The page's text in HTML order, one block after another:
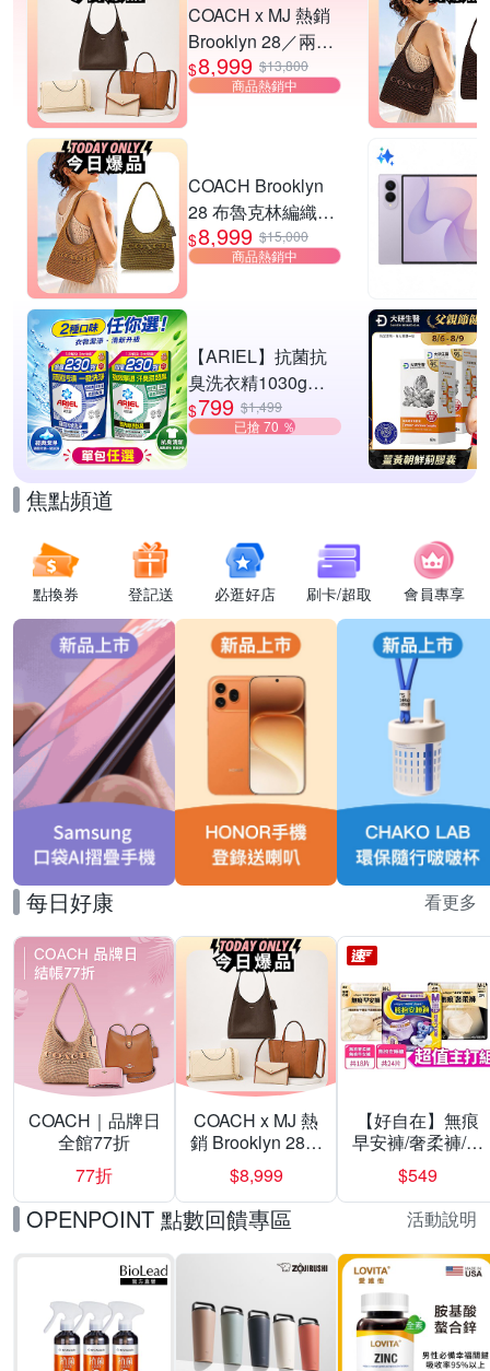
COACH x MJ 熱銷
Brooklyn 28／兩用
／斜背包均一價-多
款可選
$8,999 $13,800
商品熱銷中
COACH Brooklyn
28 布魯克林編織款
單肩包-橄欖綠
$8,999 $15,000
商品熱銷中
【ARIEL】抗菌抗
臭洗衣精1030g補
充包 X8 (抗菌去漬/
室內晾曬) 兩款任選
$799 $1,499
已搶 70 ％
焦點頻道
點換券 登記送 必逛好店 刷卡/超取 會員專享
每日好康 看更多
COACH｜品牌日
全館77折
77折
COACH x MJ 熱
銷 Brooklyn 28／
兩用／斜背包均
一價-多款可選
$8,999
【好自在】無痕
早安褲/奢柔褲/熊
抱安睡褲 超值組
任選一組 -生理
褲/衛生棉褲(無痕
褲18片、安睡褲
24片)
$549
OPENPOINT 點數回饋專區 活動說明